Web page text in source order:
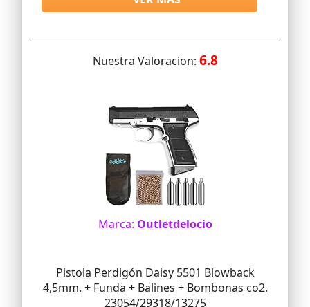
Nuestra Valoracion: 6.8
Marca: Outletdelocio
Pistola Perdigón Daisy 5501 Blowback
4,5mm. + Funda + Balines + Bombonas co2.
23054/29318/13275